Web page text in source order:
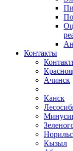
Контакты
Ачинск
Канск
Кызыл